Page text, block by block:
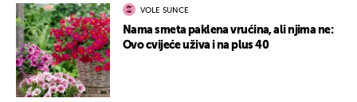
VOLE SUNCE
Nama smeta paklena vrućina, ali njima ne:
Ovo cvijeće uživa i na plus 40